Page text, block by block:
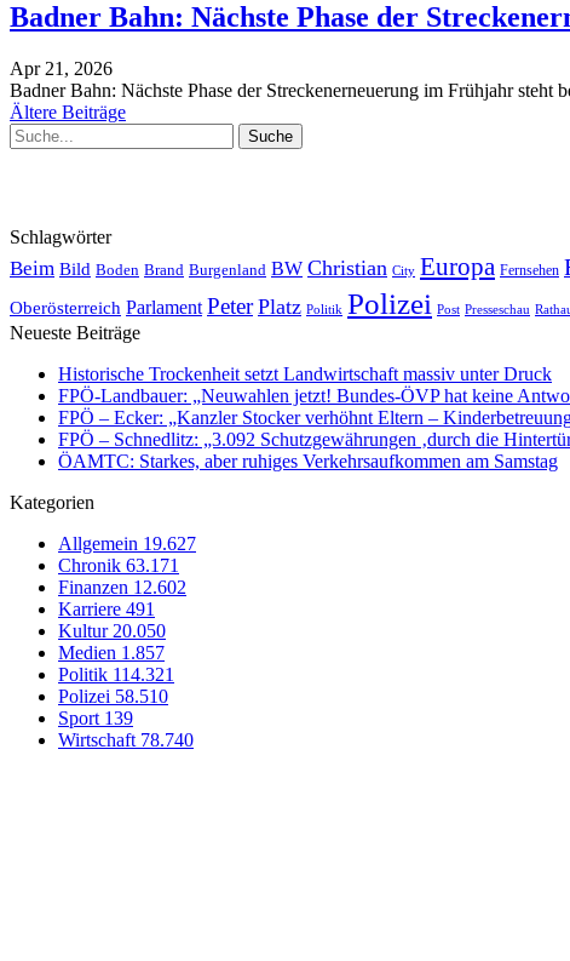
Badner Bahn: Nächste Phase der
Apr 21, 2026
Badner Bahn: Nächste Phase der Streckenerneuerung im Frühjahr steht
Ältere Beiträge
Schlagwörter
Beim Bild Boden Brand Burgenland BW Christian City Europa Fernsehen
Oberösterreich Parlament Peter Platz Politik Polizei Post Presseschau
Neueste Beiträge
Historische Trockenheit setzt Landwirtschaft massiv unter Druck
FPÖ-Landbauer: „Neuwahlen jetzt! Bundes-ÖVP hat keine
FPÖ – Ecker: „Kanzler Stocker verhöhnt Eltern –
FPÖ – Schnedlitz: „3.092 Schutzgewährungen ‚durch die
ÖAMTC: Starkes, aber ruhiges Verkehrsaufkommen am Samstag
Kategorien
Allgemein 19.627
Chronik 63.171
Finanzen 12.602
Karriere 491
Kultur 20.050
Medien 1.857
Politik 114.321
Polizei 58.510
Sport 139
Wirtschaft 78.740